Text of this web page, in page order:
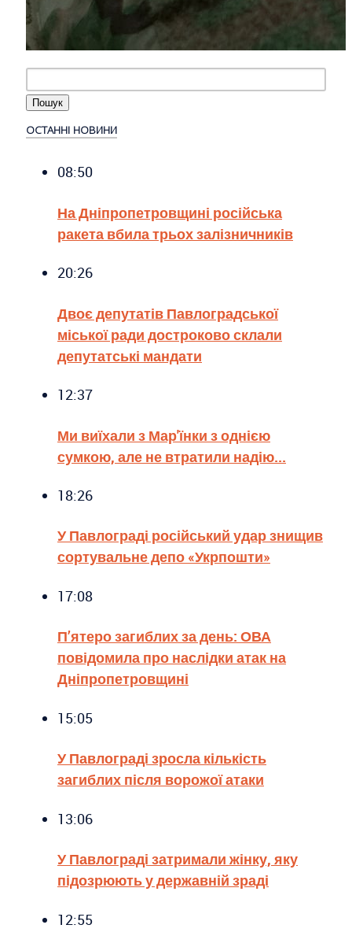
ОСТАННІ НОВИНИ
08:50
На Дніпропетровщині російська
ракета вбила трьох залізничників
20:26
Двоє депутатів Павлоградської
міської ради достроково склали
депутатські мандати
12:37
Ми виїхали з Мар'їнки з однією
сумкою, але не втратили надію...
18:26
У Павлограді російський удар знищив
сортувальне депо «Укрпошти»
17:08
П’ятеро загиблих за день: ОВА
повідомила про наслідки атак на
Дніпропетровщині
15:05
У Павлограді зросла кількість
загиблих після ворожої атаки
13:06
У Павлограді затримали жінку, яку
підозрюють у державній зраді
12:55